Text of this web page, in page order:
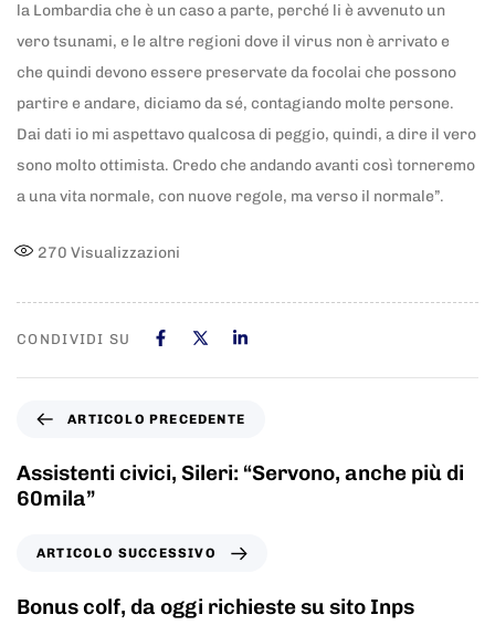
la Lombardia che è un caso a parte, perché li è avvenuto un
vero tsunami, e le altre regioni dove il virus non è arrivato e
che quindi devono essere preservate da focolai che possono
partire e andare, diciamo da sé, contagiando molte persone.
Dai dati io mi aspettavo qualcosa di peggio, quindi, a dire il vero
sono molto ottimista. Credo che andando avanti così torneremo
a una vita normale, con nuove regole, ma verso il normale”.
270 Visualizzazioni
CONDIVIDI SU
ARTICOLO PRECEDENTE
Assistenti civici, Sileri: “Servono, anche più di
60mila”
ARTICOLO SUCCESSIVO
Bonus colf, da oggi richieste su sito Inps